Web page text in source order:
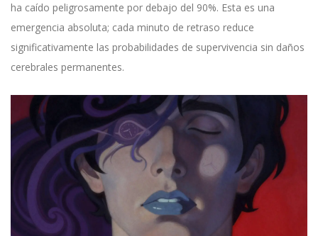
ha caído peligrosamente por debajo del 90%. Esta es una
emergencia absoluta; cada minuto de retraso reduce
significativamente las probabilidades de supervivencia sin daños
cerebrales permanentes.